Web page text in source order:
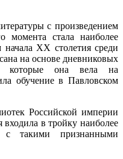
с произведением
момента стала наиболее
XX столетия среди
на основе дневниковых
которые она вела на
обучение в Павловском
Российской империи
входила в тройку наиболее
с такими признанными